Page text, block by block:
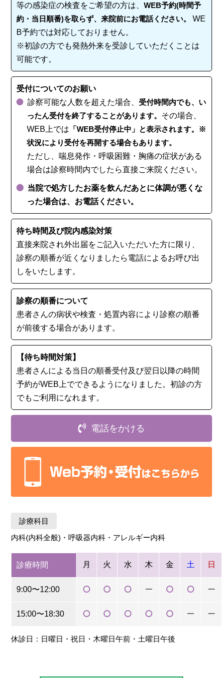
等の感染症の検査をご希望の方は、WEB予約(時間予
約・当日順番)を取らず、来院前にお電話ください。
WE
B予約では対応しておりません。
※初診の方でも発熱外来を受診していただくことは
可能です。
受付についてのお願い
診察可能な人数を超えた場合、 受付時間内でも、い
ったん受付を終了することがあります。 その場合、
WEB上では 「WEB受付停止中」と表示されます。※
状況により受付を再開する場合もあります。
ただし、喘息発作・呼吸困難・胸痛の症状がある
場合は診察時間内でしたら直接ご来院ください。
当院で処方したお薬を飲んだあとに体調が悪くな
った場合は、お電話ください。
待ち時間及び院内感染対策
直接来院され外出届をご記入いただいた方に限り、
診察の順番が近くなりましたら電話によるお呼び出
しをいたします。
診察の順番について
患者さんの病状や検査・処置内容により診察の順番
が前後する場合があります。
【待ち時間対策】
患者さんによる当日の順番受付及び翌日以降の時間
予約がWEB上でできるようになりました。初診の⽅
でもご利用になれます。
電話をかける
診療科目
内科(内科全般)・呼吸器内科・アレルギー内科
診療時間 月 火 水 木 金 土 日
9:00〜12:00 ー ー
15:00〜18:30 ー ー
休診日：日曜日・祝日・木曜日午前・土曜日午後